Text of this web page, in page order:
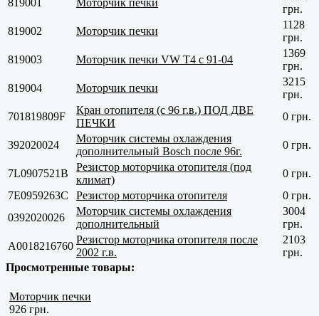
грн.
819002
Моторчик печки
1128
грн.
819003
Моторчик печки VW T4 с 91-04
1369
грн.
819004
Моторчик печки
3215
грн.
701819809F
Кран отопителя (с 96 г.в.) ПОД ДВЕ
ПЕЧКИ
0 грн.
392020024
Моторчик системы охлаждения
дополнительный Bosch после 96г.
0 грн.
7L0907521B
Резистор моторчика отопителя (под
климат)
0 грн.
7E0959263C
Резистор моторчика отопителя
0 грн.
0392020026
Моторчик системы охлаждения
дополнительный
3004
грн.
A0018216760
Резистор моторчика отопителя после
2002 г.в.
2103
грн.
Просмотренные товары:
Моторчик печки
926 грн.